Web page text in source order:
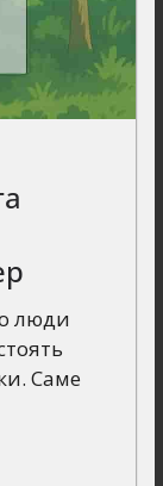
люди
Саме